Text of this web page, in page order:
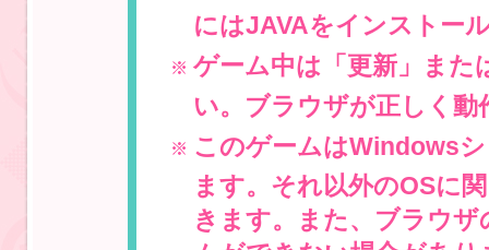
にはJAVAをインストー
ゲーム中は「更新」また
い。ブラウザが正しく
このゲームはWindows
ます。それ以外のOSに
きます。また、ブラウ